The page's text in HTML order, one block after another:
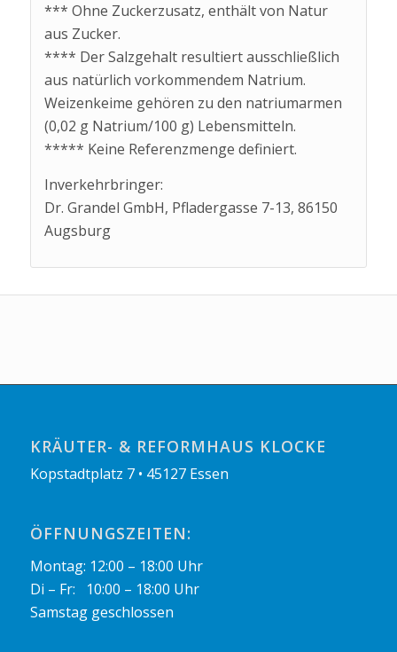
*** Ohne Zuckerzusatz, enthält von Natur
aus Zucker.
**** Der Salzgehalt resultiert ausschließlich
aus natürlich vorkommendem Natrium.
Weizenkeime gehören zu den natriumarmen
(0,02 g Natrium/100 g) Lebensmitteln.
***** Keine Referenzmenge definiert.
Inverkehrbringer:
Dr. Grandel GmbH, Pfladergasse 7-13, 86150
Augsburg
KRÄUTER- & REFORMHAUS KLOCKE
Kopstadtplatz 7 • 45127 Essen
ÖFFNUNGSZEITEN:
Montag: 12:00 – 18:00 Uhr
Di – Fr: 10:00 – 18:00 Uhr
Samstag geschlossen